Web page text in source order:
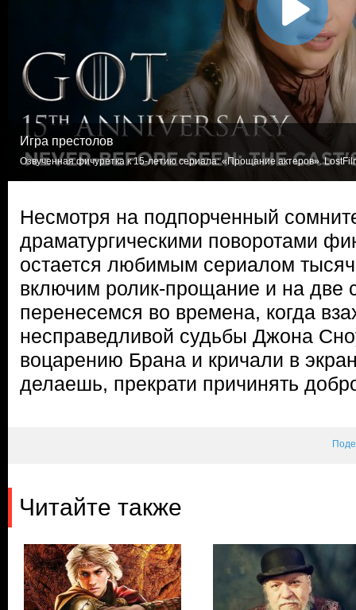
Игра престолов
Озвученная фичуретка к 15-летию сериала: «Прощание актеров».
Несмотря на подпорченный
драматургическими поворотами
остается любимым сериалом
включим ролик-прощание и на две
перенесемся во времена, когда
несправедливой судьбы Джона
воцарению Брана и кричали в
делаешь, прекрати причинять
Читайте также